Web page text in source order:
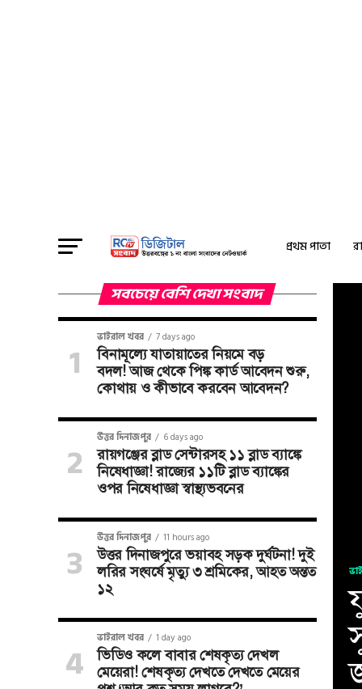
প্রথম পাতা
সবচেয়ে বেশি দেখা সংবাদ
ভাইরাল খবর 7 days ago
বিনামূল্যে যাতায়াতের নিয়মে বড়
বদল! আজ থেকে পিঙ্ক কার্ড আবেদন শুরু,
কোথায় ও কীভাবে করবেন আবেদন?
উত্তর দিনাজপুর 6 days ago
রায়গঞ্জের ব্লাড সেন্টারসহ ১১ ব্লাড ব্যাঙ্কে
নিষেধাজ্ঞা! রাজ্যের ১১টি ব্লাড ব্যাঙ্কের
ওপর নিষেধাজ্ঞা স্বাস্থ্যভবনের
উত্তর দিনাজপুর 11 hours ago
উত্তর দিনাজপুরে ভয়াবহ সড়ক দুর্ঘটনা! দুই
লরির সংঘর্ষে মৃত্যু ৩ শ্রমিকের, আহত অন্তত
১২
ভাইরাল খবর 1 day ago
ভিডিও কলে বাবার শেষকৃত্য দেখল
মেয়েরা! শেষকৃত্য দেখতে দেখতে মেয়ের